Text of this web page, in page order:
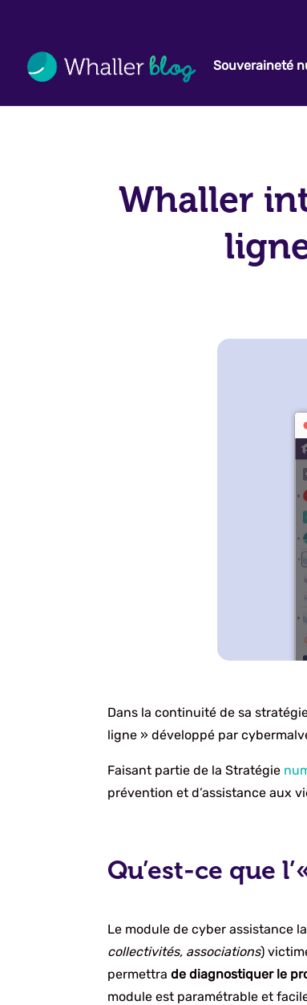
Souveraineté
Whaller
Dans la continuité de sa
ligne » développé par
Faisant partie de la Stratégie
prévention et d’assistance aux
Qu’est-ce que
Le module de cyber assistance
collectivités, associations)
permettrade diagnostiquer le
module est paramétrable et